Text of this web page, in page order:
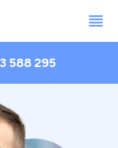
588 295